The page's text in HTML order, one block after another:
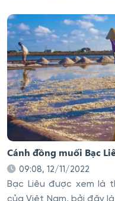
Cánh đồng muối Bạc
09:08, 12/11/2022
Bạc Liêu được xem là
của Việt Nam, bởi đây